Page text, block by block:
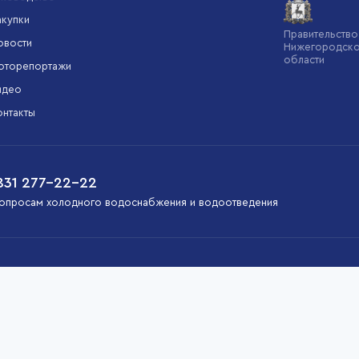
России
Правительство
Нижегородской
области
277-22-22
холодного водоснабжения и водоотведения